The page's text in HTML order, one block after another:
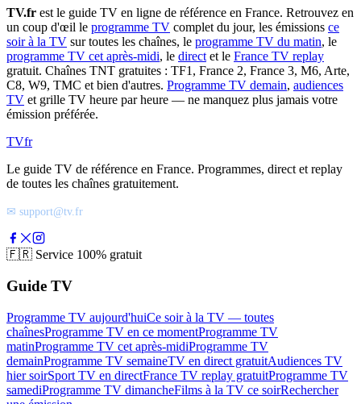
TV.fr est le guide TV en ligne de référence en France. Retrouvez en
un coup d'œil le programme TV complet du jour, les émissions ce
soir à la TV sur toutes les chaînes, le programme TV du matin, le
programme TV cet après-midi, le direct et le France TV replay
gratuit. Chaînes TNT gratuites : TF1, France 2, France 3, M6, Arte,
C8, W9, TMC et bien d'autres. Programme TV demain, audiences
TV et grille TV heure par heure — ne manquez plus jamais votre
émission préférée.
TVfr
Le guide TV de référence en France. Programmes, direct et replay
de toutes les chaînes gratuitement.
✉ support@tv.fr
🇫🇷 Service 100% gratuit
Guide TV
Programme TV aujourd'huiCe soir à la TV — toutes
chaînesProgramme TV en ce momentProgramme TV
matinProgramme TV cet après-midiProgramme TV
demainProgramme TV semaineTV en direct gratuitAudiences TV
hier soirSport TV en directFrance TV replay gratuitProgramme TV
samediProgramme TV dimancheFilms à la TV ce soirRechercher